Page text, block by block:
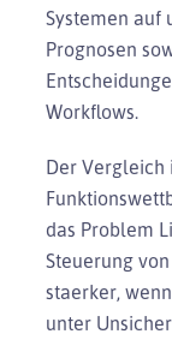
Systemen auf
Prognosen
Workflows.
Der Vergleich
das Problem
Steuerung
staerker,
unter